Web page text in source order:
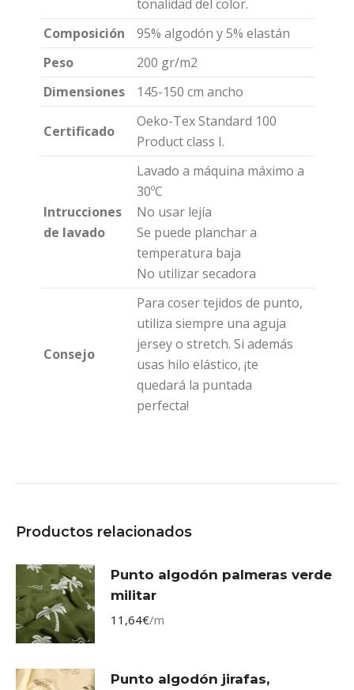
tonalidad del color.
Composición
95% algodón y 5% elastán
Peso
200 gr/m2
Dimensiones
145-150 cm ancho
Certificado
Oeko-Tex Standard 100
Product class I.
Intrucciones
de lavado
Lavado a máquina máximo a
30ºC
No usar lejía
Se puede planchar a
temperatura baja
No utilizar secadora
Consejo
Para coser tejidos de punto,
utiliza siempre una aguja
jersey o stretch. Si además
usas hilo elástico, ¡te
quedará la puntada
perfecta!
Productos relacionados
Punto algodón palmeras verde
militar
11,64€/m
Punto algodón jirafas,